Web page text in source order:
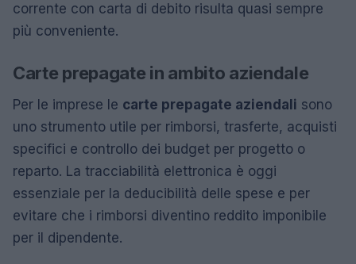
corrente con carta di debito risulta quasi sempre
più conveniente.
Carte prepagate in ambito aziendale
Per le imprese le carte prepagate aziendali sono
uno strumento utile per rimborsi, trasferte, acquisti
specifici e controllo dei budget per progetto o
reparto. La tracciabilità elettronica è oggi
essenziale per la deducibilità delle spese e per
evitare che i rimborsi diventino reddito imponibile
per il dipendente.